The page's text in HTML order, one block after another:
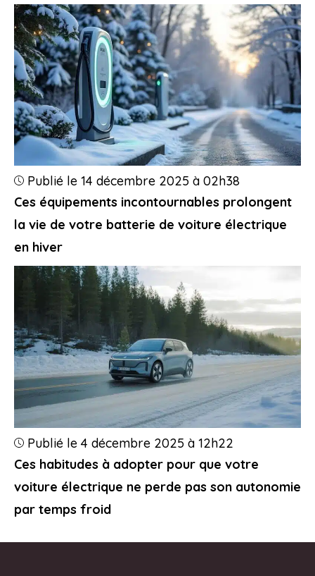
Ces équipements incontournables prolongent
la vie de votre batterie de voiture électrique
en hiver
Publié le 14 décembre 2025 à 02h38
Ces habitudes à adopter pour que votre
voiture électrique ne perde pas son autonomie
par temps froid
Publié le 4 décembre 2025 à 12h22